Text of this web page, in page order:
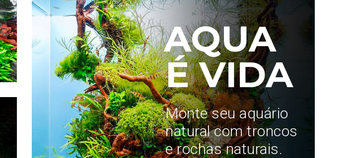
AQUA
É VIDA
Monte seu aquário
natural com troncos
e rochas naturais.